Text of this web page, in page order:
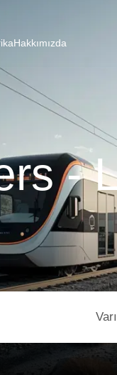
Hakkımızda
-